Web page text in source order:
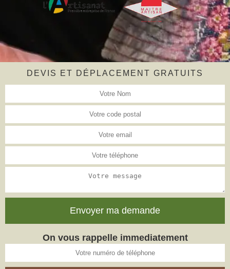
DEVIS ET DÉPLACEMENT GRATUITS
On vous rappelle immediatement